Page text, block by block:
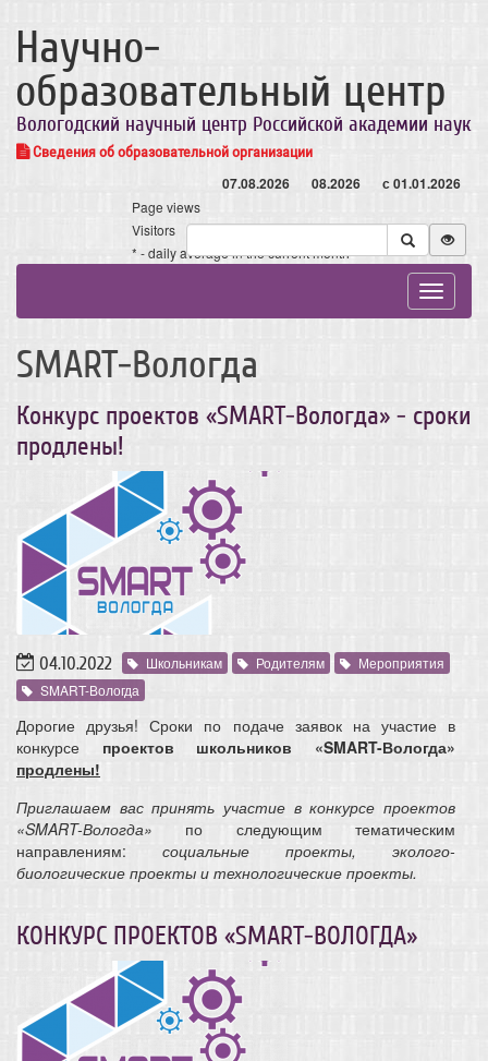
Научно-
образовательный центр
Вологодский научный центр Российской академии наук
Сведения об образовательной организации
07.08.2026 08.2026 с 01.01.2026
Page views
Visitors
* - daily average in the current month
Toggle
SMART-Вологда
Конкурс проектов «SMART-Вологда» - сроки
продлены!
04.10.2022 Школьникам Родителям
Мероприятия
SMART-Вологда
Дорогие друзья! Сроки по подаче заявок на участие в
конкурсе проектов школьников «SMART-Вологда»
продлены!
Приглашаем вас принять участие в конкурсе проектов
«SMART-Вологда» по следующим тематическим
направлениям: социальные проекты, эколого-
биологические проекты и технологические проекты.
КОНКУРС ПРОЕКТОВ «SMART-ВОЛОГДА»